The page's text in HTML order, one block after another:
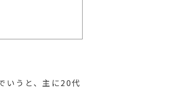
いうと、主に20代